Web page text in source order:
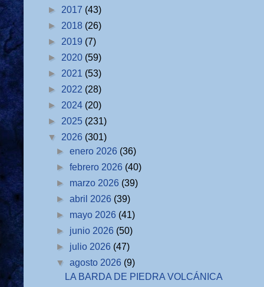
► 2017 (43)
► 2018 (26)
► 2019 (7)
► 2020 (59)
► 2021 (53)
► 2022 (28)
► 2024 (20)
► 2025 (231)
▼ 2026 (301)
►enero 2026 (36)
►febrero 2026 (40)
► marzo 2026 (39)
►abril 2026 (39)
► mayo 2026 (41)
► junio 2026 (50)
► julio 2026 (47)
▼agosto 2026 (9)
LA BARDA DE PIEDRA VOLCÁNICA